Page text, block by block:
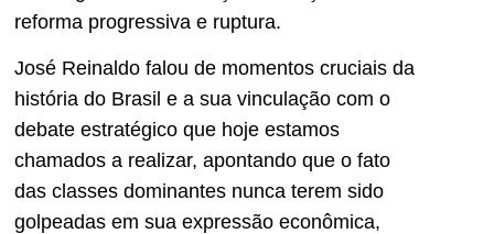
reforma progressiva e ruptura.
José Reinaldo falou de momentos cruciais da
história do Brasil e a sua vinculação com o
debate estratégico que hoje estamos
chamados a realizar, apontando que o fato
das classes dominantes nunca terem sido
golpeadas em sua expressão econômica,